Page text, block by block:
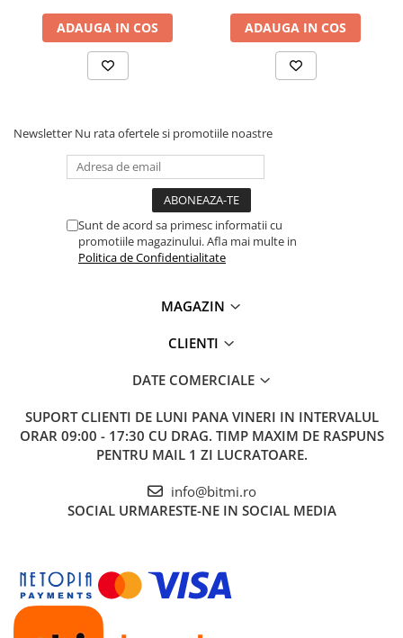
ADAUGA IN COS ADAUGA IN COS
Newsletter Nu rata ofertele si promotiile noastre
Sunt de acord sa primesc informatii cu
promotiile magazinului. Afla mai multe in
Politica de Confidentialitate
MAGAZIN
CLIENTI
DATE COMERCIALE
SUPORT CLIENTI DE LUNI PANA VINERI IN INTERVALUL
ORAR 09:00 - 17:30 CU DRAG. TIMP MAXIM DE RASPUNS
PENTRU MAIL 1 ZI LUCRATOARE.
info@bitmi.ro
SOCIAL URMARESTE-NE IN SOCIAL MEDIA